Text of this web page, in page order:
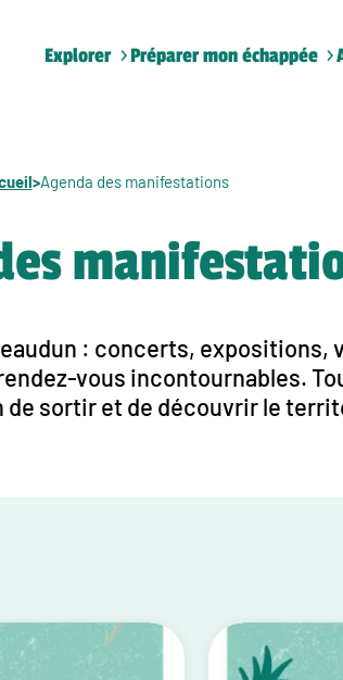
Explorer Préparer mon échappée
>Agenda des manifestations
: concerts,
vous incontournables.
de sortir et de découvrir le